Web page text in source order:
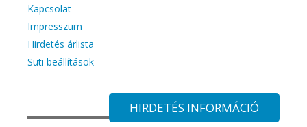
Kapcsolat
Impresszum
Hirdetés árlista
Süti beállítások
HIRDETÉS INFORMÁCIÓ